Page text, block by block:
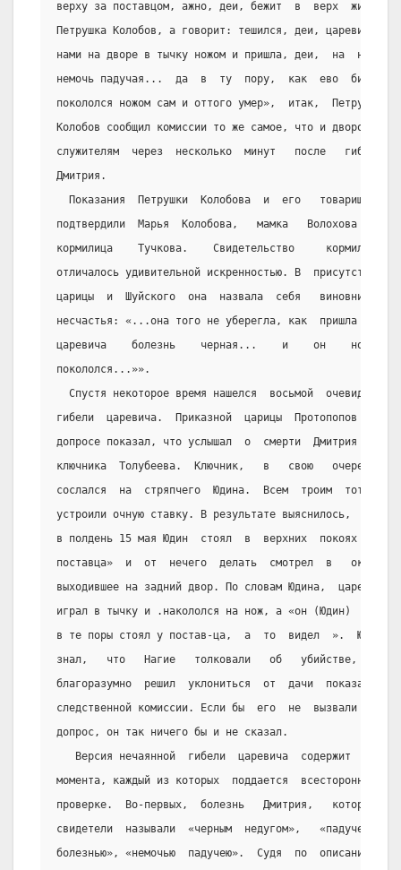
верху за поставцом, ажно, деи, бежит  в  верх  жилец
Петрушка Колобов, а говорит: тешился, деи, царевич с
нами на дворе в тычку ножом и пришла, деи,  на  него
немочь падучая...  да  в  ту  пору,  как  ево  било,
покололся ножом сам и оттого умер»,  итак,  Петрушка
Колобов сообщил комиссии то же самое, что и дворовым
служителям  через  несколько  минут   после   гибели
Дмитрия.
  Показания  Петрушки  Колобова  и  его   товарищей
подтвердили  Марья  Колобова,   мамка   Волохова   и
кормилица    Тучкова.    Свидетельство     кормилицы
отличалось удивительной искренностью. В  присутствии
царицы  и  Шуйского  она  назвала  себя   виновницей
несчастья: «...она того не уберегла, как  пришла  на
царевича    болезнь    черная...    и    он    ножом
покололся...»».
  Спустя некоторое время нашелся  восьмой  очевидец
гибели  царевича.  Приказной  царицы  Протопопов  на
допросе показал, что услышал  о  смерти  Дмитрия  от
ключника  Толубеева.  Ключник,   в   свою   очередь,
сослался  на  стряпчего  Юдина.  Всем  троим  тотчас
устроили очную ставку. В результате выяснилось,  что
в полдень 15 мая Юдин  стоял  в  верхних  покоях  «у
поставца»  и  от  нечего  делать  смотрел  в   окно,
выходившее на задний двор. По словам Юдина,  царевич
играл в тычку и .накололся на нож, а «он (Юдин)  ...
в те поры стоял у постав-ца,  а  то  видел  ».  Юдин
знал,   что   Нагие   толковали   об   убийстве,   и
благоразумно  решил  уклониться  от  дачи  показаний
следственной комиссии. Если бы  его  не  вызвали  на
допрос, он так ничего бы и не сказал.
   Версия нечаянной  гибели  царевича  содержит  два
момента, каждый из которых  поддается  всесторонней
проверке.  Во-первых,  болезнь   Дмитрия,   которую
свидетели  называли  «черным  недугом»,   «падучей:
болезнью», «немочью  падучею».  Судя  по  описаниям